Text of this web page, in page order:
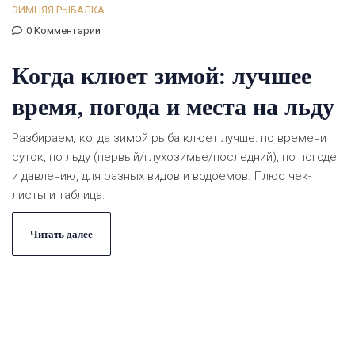
ЗИМНЯЯ РЫБАЛКА
0 Комментарии
Когда клюет зимой: лучшее
время, погода и места на льду
Разбираем, когда зимой рыба клюет лучше: по времени
суток, по льду (первый/глухозимье/последний), по погоде
и давлению, для разных видов и водоемов. Плюс чек-
листы и таблица.
Читать далее